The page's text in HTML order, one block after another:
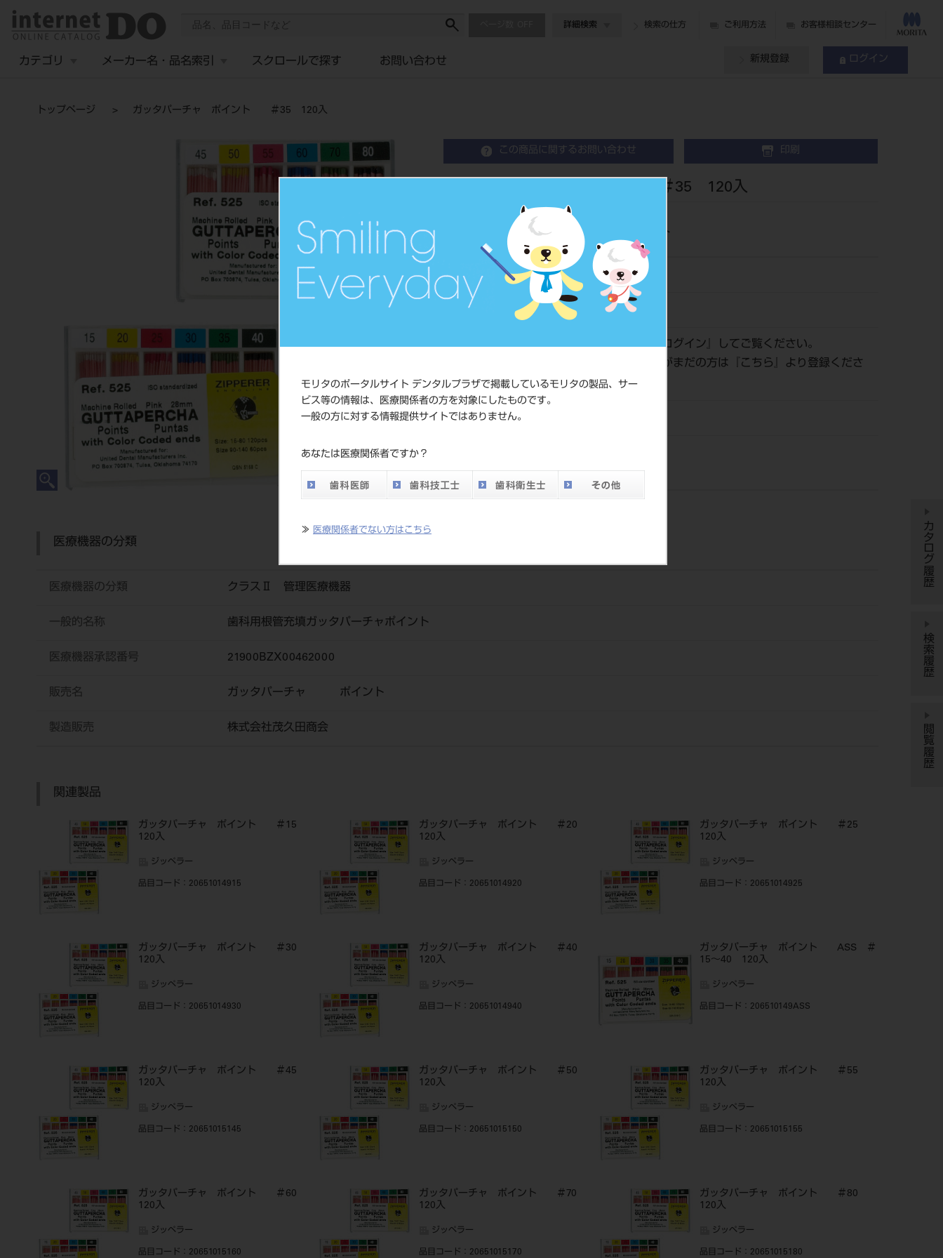
モリタのポータルサイト デンタルプラザで掲載しているモリタの製品、サー
ビス等の情報は、医療関係者の方を対象にしたものです。
一般の方に対する情報提供サイトではありません。
あなたは医療関係者ですか？
≫ 医療関係者でない方はこちら
詳細検索 検索の仕方 ご利用方法 お客様相談センター
カテゴリ メーカー名・品名索引 スクロールで探す お問い合わせ 新規登録 ログイン
トップページ ガッタパーチャ ポイント ＃35 120入
この商品に関するお問い合わせ 印刷
ガッタパーチャ ポイント ＃35 120入
Gutta Percha Points
歯科用根管充填ガッタパーチャポイント
品目コード 20651014935
JAN/EANコード 4560195440044
価格の確認は『ログイン 』してご覧ください。
ネット会員登録がまだの方は『
こちら
』より登録くださ
い。
メーカー
ジ
医療機器の分類
医療機器の分類 クラスⅡ 管理医療機器
一般的名称 歯科用根管充填ガッタパーチャポイント
医療機器承認番号 21900BZX00462000
販売名 ガッタパーチャ ポイント
製造販売 株式会社茂久田商会
関連製品
ガッタパーチャ ポイント ＃15
120入
ジッペラー
品目コード ：20651014915
ガッタパーチャ ポイント ＃20
120入
ジッペラー
品目コード ：20651014920
ガッタパーチャ ポイント ＃25
120入
ジッペラー
品目コード ：20651014925
ガッタパーチャ ポイント ＃30
120入
ジッペラー
品目コード ：20651014930
ガッタパーチャ ポイント ＃40
120入
ジッペラー
品目コード ：20651014940
ガッタパーチャ ポイント ASS ＃
15～40 120入
ジッペラー
品目コード ：206510149ASS
ガッタパーチャ ポイント ＃45
120入
ジッペラー
品目コード ：20651015145
ガッタパーチャ ポイント ＃50
120入
ジッペラー
品目コード ：20651015150
ガッタパーチャ ポイント ＃55
120入
ジッペラー
品目コード ：20651015155
ガッタパーチャ ポイント ＃60
120入
ジッペラー
品目コード ：20651015160
ガッタパーチャ ポイント ＃70
120入
ジッペラー
品目コード ：20651015170
ガッタパーチャ ポイント ＃80
120入
ジッペラー
品目コード ：20651015180
カタログ履歴
検索履歴
閲覧履歴